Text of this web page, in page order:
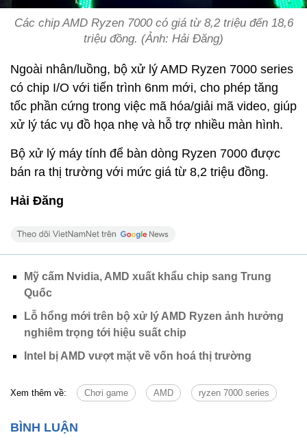
Các chip AMD Ryzen 7000 có giá từ 8,2 triệu đến 18,6
triệu đồng. (Ảnh: Hải Đăng)
Ngoài nhân/luồng, bộ xử lý AMD Ryzen 7000 series
có chip I/O với tiến trình 6nm mới, cho phép tăng
tốc phần cứng trong việc mã hóa/giải mã video, giúp
xử lý tác vụ đồ họa nhẹ và hỗ trợ nhiều màn hình.
Bộ xử lý máy tính để bàn dòng Ryzen 7000 được
bán ra thị trường với mức giá từ 8,2 triệu đồng.
Hải Đăng
Mỹ cấm Nvidia, AMD xuất khẩu chip sang Trung
Quốc
Lỗ hổng mới trên bộ xử lý AMD Ryzen ảnh hưởng
nghiêm trọng tới hiệu suất chip
Intel bị AMD vượt mặt về vốn hoá thị trường
Xem thêm về: Chơi game AMD ryzen 7000 series